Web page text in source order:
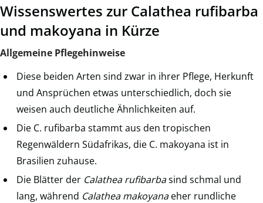
Wissenswertes zur Calathea rufibarba
und makoyana in Kürze
Allgemeine Pflegehinweise
Diese beiden Arten sind zwar in ihrer Pflege, Herkunft
und Ansprüchen etwas unterschiedlich, doch sie
weisen auch deutliche Ähnlichkeiten auf.
Die C. rufibarba stammt aus den tropischen
Regenwäldern Südafrikas, die C. makoyana ist in
Brasilien zuhause.
Die Blätter der Calathea rufibarbasind schmal und
lang, während Calathea makoyanaeher rundliche